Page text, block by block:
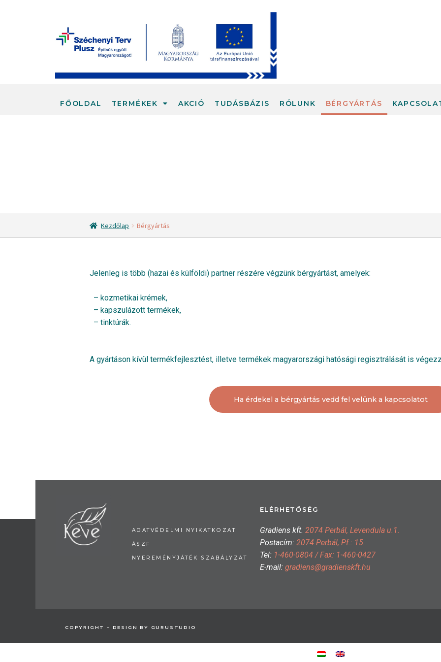
FŐOLDAL TERMÉKEK AKCIÓ TUDÁSBÁZIS RÓLUNK BÉRGYÁRTÁS
Kezdőlap Bérgyártás
Jelenleg is több (hazai és külföldi) partner részére végzünk bérgyártást, amelyek:
– kozmetikai krémek,
– kapszulázott termékek,
– tinktúrák.
A gyártáson kívül termékfejlesztést, illetve termékek magyarországi hatósági regisztrálását is
Ha érdekel a bérgyártás vedd fel velünk a kapcsolatot
ADATVÉDELMI NYIKATKOZAT
ÁSZF
NYEREMÉNYJÁTÉK SZABÁLYZAT
ELÉRHETŐSÉG
Gradiens kft. 2074 Perbál, Levendula u.1.
Postacím: 2074 Perbál, Pf.: 15.
Tel: 1-460-0804 / Fax: 1-460-0427
E-mail: gradiens@gradienskft.hu
COPYRIGHT – DESIGN BY GURUSTUDIO